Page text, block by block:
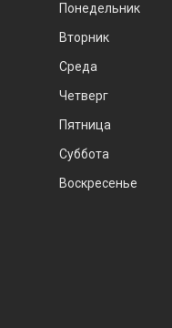
Понедельник
Вторник
Среда
Четверг
Пятница
Суббота
Воскресенье